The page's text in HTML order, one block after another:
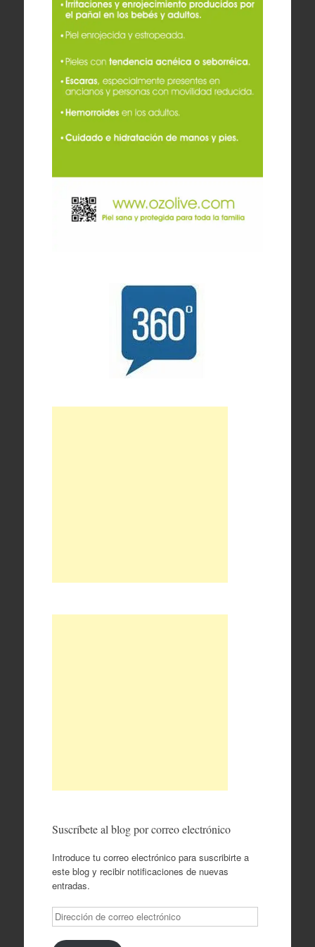
Suscríbete al blog por correo electrónico
Introduce tu correo electrónico para suscribirte a
este blog y recibir notificaciones de nuevas
entradas.
Dirección
de
correo